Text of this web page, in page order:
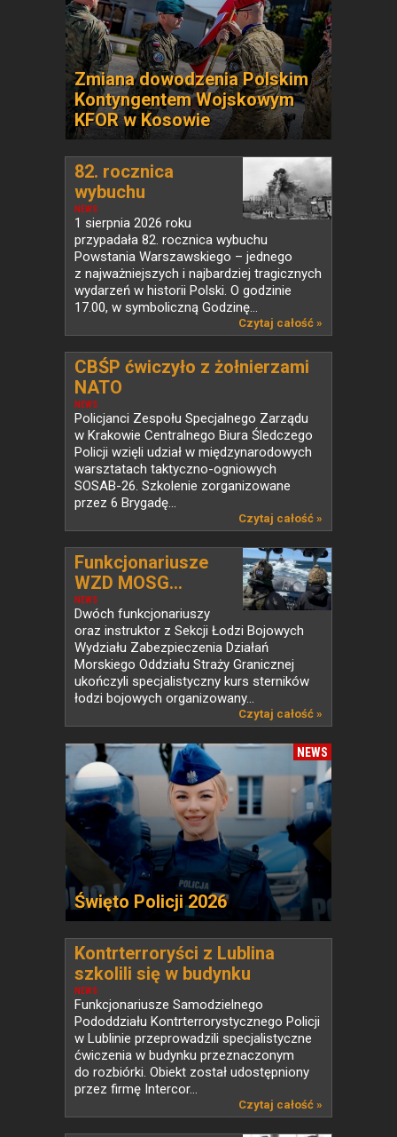
Zmiana dowodzenia Polskim
Kontyngentem Wojskowym
KFOR w Kosowie
NEWS
82. rocznica
wybuchu
Powstania...
1 sierpnia 2026 roku
przypadała 82. rocznica wybuchu
Powstania Warszawskiego – jednego
z najważniejszych i najbardziej tragicznych
wydarzeń w historii Polski. O godzinie
17.00, w symboliczną Godzinę...
Czytaj całość »
NEWS
CBŚP ćwiczyło z żołnierzami
NATO
Policjanci Zespołu Specjalnego Zarządu
w Krakowie Centralnego Biura Śledczego
Policji wzięli udział w międzynarodowych
warsztatach taktyczno-ogniowych
SOSAB-26. Szkolenie zorganizowane
przez 6 Brygadę...
Czytaj całość »
NEWS
Funkcjonariusze
WZD MOSG...
Dwóch funkcjonariuszy
oraz instruktor z Sekcji Łodzi Bojowych
Wydziału Zabezpieczenia Działań
Morskiego Oddziału Straży Granicznej
ukończyli specjalistyczny kurs sterników
łodzi bojowych organizowany...
Czytaj całość »
NEWS
Święto Policji 2026
NEWS
Kontrterroryści z Lublina
szkolili się w budynku
przeznaczonym do rozbiórki
Funkcjonariusze Samodzielnego
Pododdziału Kontrterrorystycznego Policji
w Lublinie przeprowadzili specjalistyczne
ćwiczenia w budynku przeznaczonym
do rozbiórki. Obiekt został udostępniony
przez firmę Intercor...
Czytaj całość »